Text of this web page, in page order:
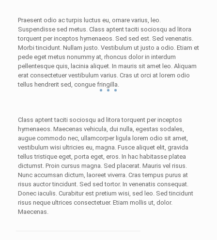
Praesent odio ac turpis luctus eu, ornare varius, leo.
Suspendisse sed metus. Class aptent taciti sociosqu ad litora
torquent per inceptos hymenaeos. Sed sed est. Sed venenatis.
Morbi tincidunt. Nullam justo. Vestibulum ut justo a odio. Etiam et
pede eget metus nonummy at, rhoncus dolor in interdum
pellentesque quis, lacinia aliquet. In mauris sit amet leo. Aliquam
erat consectetuer vestibulum varius. Cras ut orci at lorem odio
tellus hendrerit sed, congue fringilla.
Class aptent taciti sociosqu ad litora torquent per inceptos
hymenaeos. Maecenas vehicula, dui nulla, egestas sodales,
augue commodo nec, ullamcorper ligula lorem odio sit amet,
vestibulum wisi ultricies eu, magna. Fusce aliquet elit, gravida
tellus tristique eget, porta eget, eros. In hac habitasse platea
dictumst. Proin cursus magna. Sed placerat. Mauris vel risus.
Nunc accumsan dictum, laoreet viverra. Cras tempus purus at
risus auctor tincidunt. Sed sed tortor. In venenatis consequat.
Donec iaculis. Curabitur est pretium wisi, sed leo. Sed tincidunt
risus neque ultrices consectetuer. Etiam mollis ut, dolor.
Maecenas.